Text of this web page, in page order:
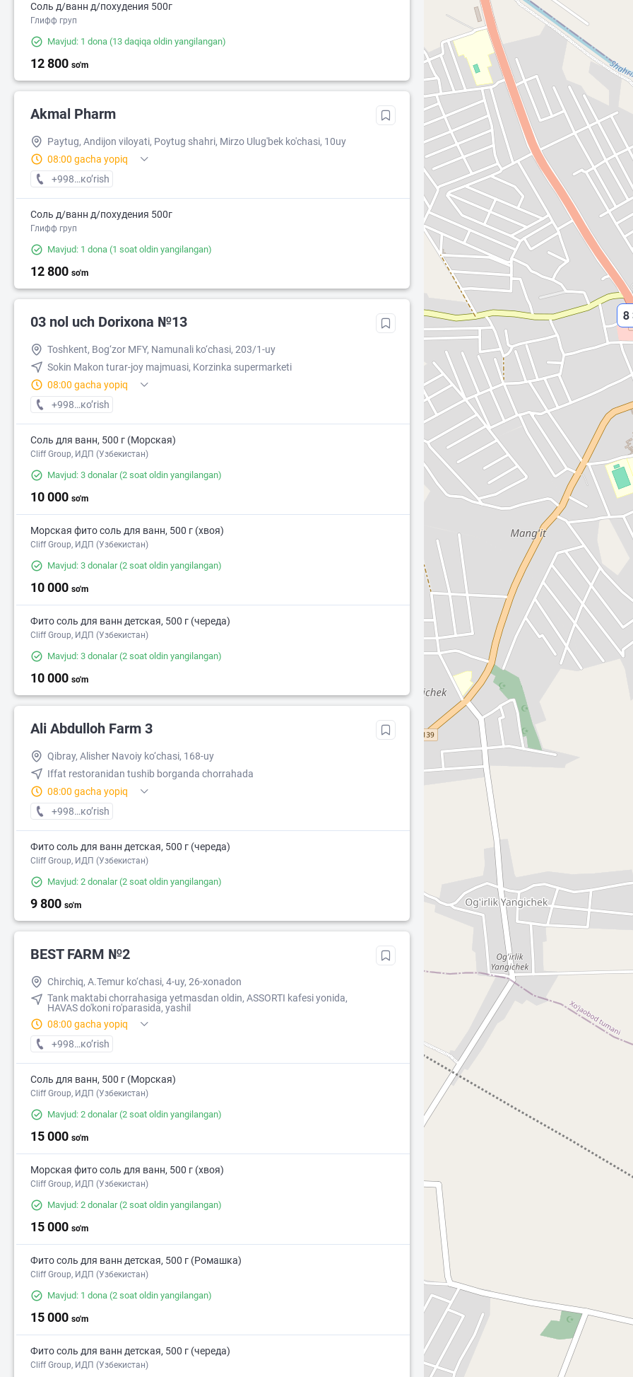
Соль д/ванн д/похудения 500г
Глифф груп
Mavjud: 1 dona (13 daqiqa oldin yangilangan)
12 800 so'm
Akmal Pharm
Paytug, Andijon viloyati, Poytug shahri, Mirzo Ulug'bek ko'chasi, 10uy
08:00 gacha yopiq
+998 (90) XXX-XX-XX
кo’rish
Соль д/ванн д/похудения 500г
Глифф груп
Mavjud: 1 dona (1 soat oldin yangilangan)
12 800 so'm
03 nol uch Dorixona №13
Toshkent, Bog‘zor MFY, Namunali ko‘chasi, 203/1-uy
Sokin Makon turar-joy majmuasi, Korzinka supermarketi
08:00 gacha yopiq
+998 (77) XXX-XX-XX
кo’rish
Соль для ванн, 500 г (Морская)
Cliff Group, ИДП (Узбекистан)
Mavjud: 3 donalar(2 soat oldin yangilangan)
10 000 so'm
Морская фито соль для ванн, 500 г (хвоя)
Cliff Group, ИДП (Узбекистан)
Mavjud: 3 donalar(2 soat oldin yangilangan)
10 000 so'm
Фито соль для ванн детская, 500 г (череда)
Cliff Group, ИДП (Узбекистан)
Mavjud: 3 donalar(2 soat oldin yangilangan)
10 000 so'm
Ali Abdulloh Farm 3
Qibray, Alisher Navoiy ko‘chasi, 168-uy
Iffat restoranidan tushib borganda chorrahada
08:00 gacha yopiq
+998 (93) XXX-XX-XX
кo’rish
Фито соль для ванн детская, 500 г (череда)
Cliff Group, ИДП (Узбекистан)
Mavjud: 2 donalar(2 soat oldin yangilangan)
9 800 so'm
BEST FARM №2
Chirchiq, A.Temur ko‘chasi, 4-uy, 26-xonadon
Tank maktabi chorrahasiga yetmasdan oldin, ASSORTI kafesi yonida,
HAVAS do'koni ro'parasida, yashil
08:00 gacha yopiq
+998 (71) XXX-XX-XX
кo’rish
Соль для ванн, 500 г (Морская)
Cliff Group, ИДП (Узбекистан)
Mavjud: 2 donalar(2 soat oldin yangilangan)
15 000 so'm
Морская фито соль для ванн, 500 г (хвоя)
Cliff Group, ИДП (Узбекистан)
Mavjud: 2 donalar(2 soat oldin yangilangan)
15 000 so'm
Фито соль для ванн детская, 500 г (Ромашка)
Cliff Group, ИДП (Узбекистан)
Mavjud: 1 dona (2 soat oldin yangilangan)
15 000 so'm
Фито соль для ванн детская, 500 г (череда)
Cliff Group, ИДП (Узбекистан)
8